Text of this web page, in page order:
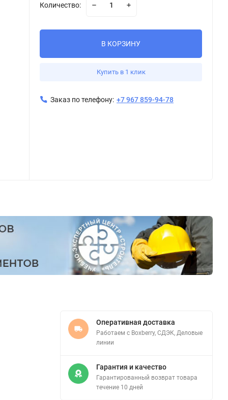
Количество:
В КОРЗИНУ
Купить в 1 клик
Заказ по телефону: +7 967 859-94-78
Оперативная доставка
Работаем с Boxberry, СДЭК, Деловые
линии
Гарантия и качество
Гарантированный возврат товара
течение 10 дней